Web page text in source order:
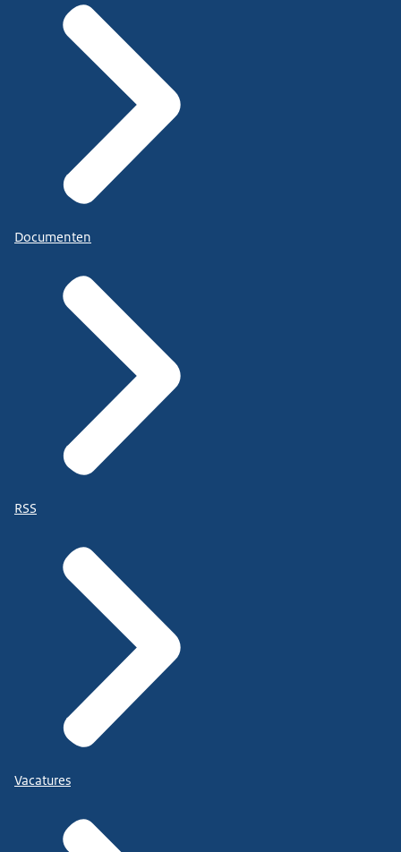
Documenten
RSS
Vacatures